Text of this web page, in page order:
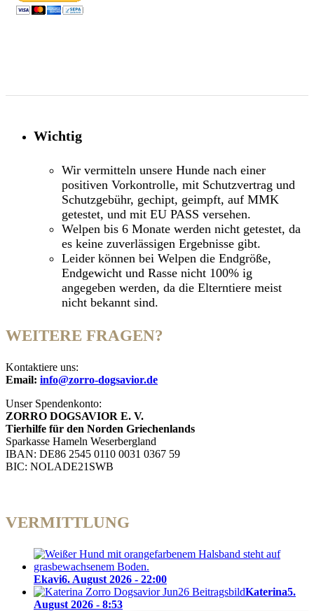
Wichtig
Wir vermitteln unsere Hunde nach einer
positiven Vorkontrolle, mit Schutzvertrag und
Schutzgebühr, gechipt, geimpft, auf MMK
getestet, und mit EU PASS versehen.
Welpen bis 6 Monate werden nicht getestet, da
es keine zuverlässigen Ergebnisse gibt.
Leider können bei Welpen die Endgröße,
Endgewicht und Rasse nicht 100% ig
angegeben werden, da die Elterntiere meist
nicht bekannt sind.
WEITERE FRAGEN?
Kontaktiere uns:
Email: info@zorro-dogsavior.de
Unser Spendenkonto:
ZORRO DOGSAVIOR E. V.
Tierhilfe für den Norden Griechenlands
Sparkasse Hameln Weserbergland
IBAN: DE86 2545 0110 0031 0367 59
BIC: NOLADE21SWB
VERMITTLUNG
Ekavi6. August 2026 - 22:00
Katerina5.
August 2026 - 8:53